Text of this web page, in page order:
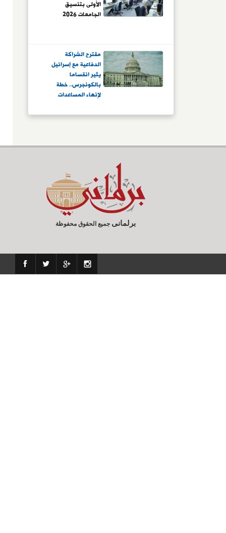
الأولى بتنسيق
الجامعات 2026
مقترح الشراكة
الدفاعية مع إسرائيل
يثير انقساما
بالكونجرس.. خطة
لإنهاء المساعدات
تكامل عسكرى
ديمقراطية وجمهورية
برلمانى